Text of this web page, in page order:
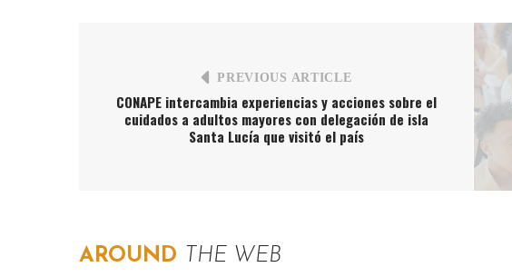
PREVIOUS ARTICLE
CONAPE intercambia experiencias y acciones sobre el
cuidados a adultos mayores con delegación de isla
Santa Lucía que visitó el país
AROUND THE WEB